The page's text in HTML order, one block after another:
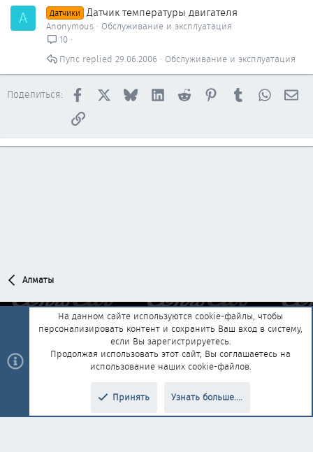
A Датчики Датчик температуры двигателя
Anonymous
Обслуживание и эксплуатация
10
Обслуживание и эксплуатация
29.06.2006
Пупс
Поделиться: Facebook BlueskyLinkedInReddit PinterestTumblr
Ссылка
Алматы
Обратная связь
Условия и правила
Политика конфиденциальности
Помощь Главная
R
add-ons by ThemeHouse Перевод от Jumuro®
На данном сайте используются cookie-файлы, чтобы
персонализировать контент и сохранить Ваш вход в систему,
если Вы зарегистрируетесь.
Продолжая использовать этот сайт, Вы соглашаетесь на
использование наших cookie-файлов.
Принять Узнать больше....